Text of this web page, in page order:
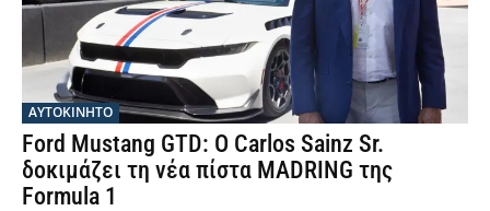
ΑΥΤΟΚΙΝΗΤΟ
Ford Mustang GTD: Ο Carlos Sainz Sr.
δοκιμάζει τη νέα πίστα MADRING της
Formula 1